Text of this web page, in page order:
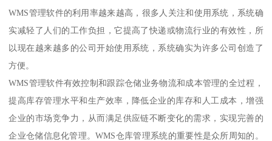
WMS管理软件的利用率越来越高，很多人关注和使用系统，系统确
实减轻了人们的工作负担，它提高了快递或物流行业的有效性，所
以现在越来越多的公司开始使用系统，系统确实为许多公司创造了
方便。
WMS管理软件有效控制和跟踪仓储业务物流和成本管理的全过程，
提高库存管理水平和生产效率，降低企业的库存和人工成本，增强
企业的市场竞争力，从而满足供应链不断变化的需求，实现完善的
企业仓储信息化管理。WMS仓库管理系统的重要性是众所周知的。